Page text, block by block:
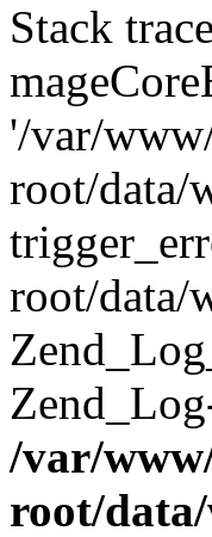
Stack
'/var/
root/data/
root/data/
/var/
root/